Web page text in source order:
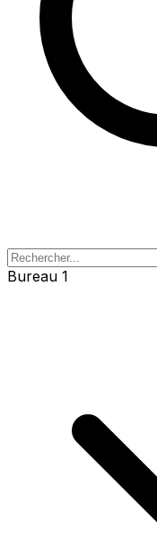
Bureau 1